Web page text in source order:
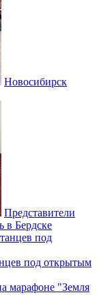
Новосибирск
Представители
в Бердске
под открытым